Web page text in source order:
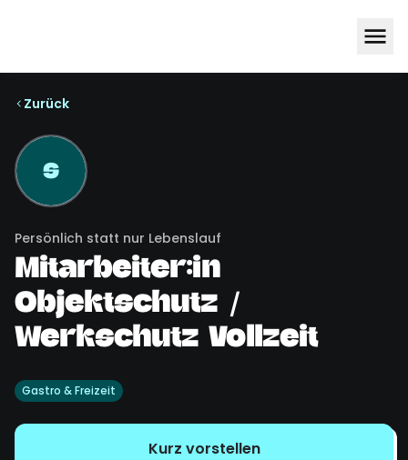
Zurück
S
Persönlich statt nur Lebenslauf
Mitarbeiter:in
Objektschutz /
Werkschutz Vollzeit
Gastro & Freizeit
Kurz vorstellen